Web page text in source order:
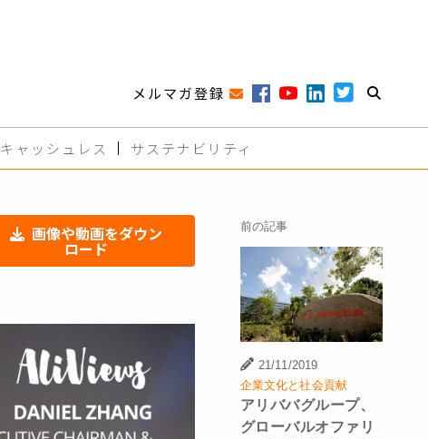
メルマガ登録
キャッシュレス サステナビリティ
画像や動画をダウン
ロード
前の記事
21/11/2019
企業文化と社会貢献
アリババグループ、
グローバルオファリ